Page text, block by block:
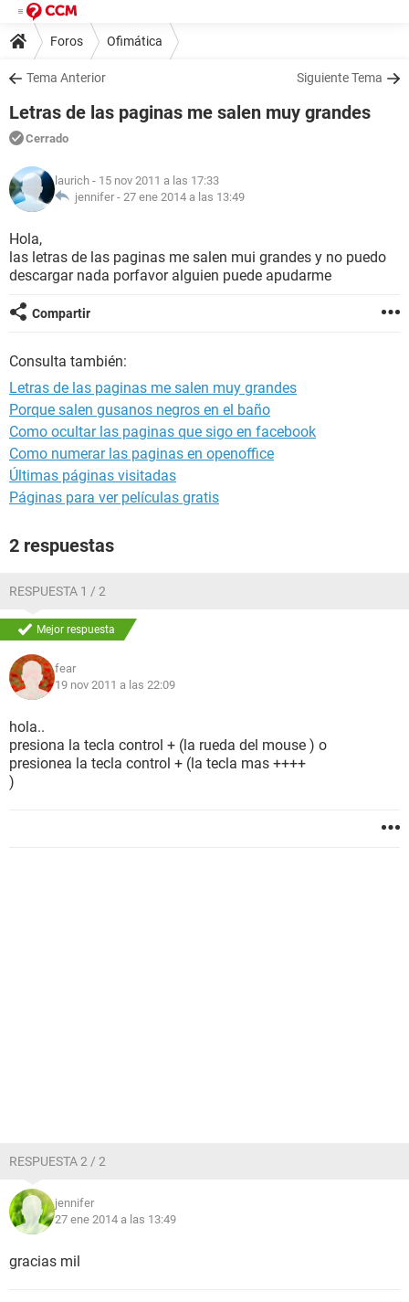
Foros Ofimática
Tema Anterior Siguiente Tema
Letras de las paginas me salen muy grandes
Cerrado
laurich - 15 nov 2011 a las 17:33
jennifer - 27 ene 2014 a las 13:49
Hola,
las letras de las paginas me salen mui grandes y no puedo
descargar nada porfavor alguien puede apudarme
Compartir
Consulta también:
Letras de las paginas me salen muy grandes
Porque salen gusanos negros en el baño
Como ocultar las paginas que sigo en facebook
Como numerar las paginas en openoffice
Últimas páginas visitadas
Páginas para ver películas gratis
2 respuestas
RESPUESTA 1 / 2
Mejor respuesta
fear
19 nov 2011 a las 22:09
hola..
presiona la tecla control + (la rueda del mouse ) o
presionea la tecla control + (la tecla mas ++++
)
RESPUESTA 2 / 2
jennifer
27 ene 2014 a las 13:49
gracias mil